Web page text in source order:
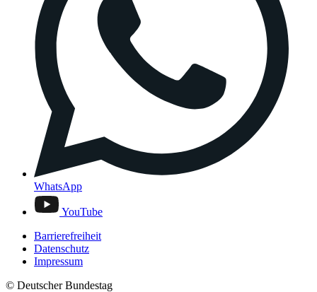
WhatsApp
YouTube
Barrierefreiheit
Datenschutz
Impressum
© Deutscher Bundestag